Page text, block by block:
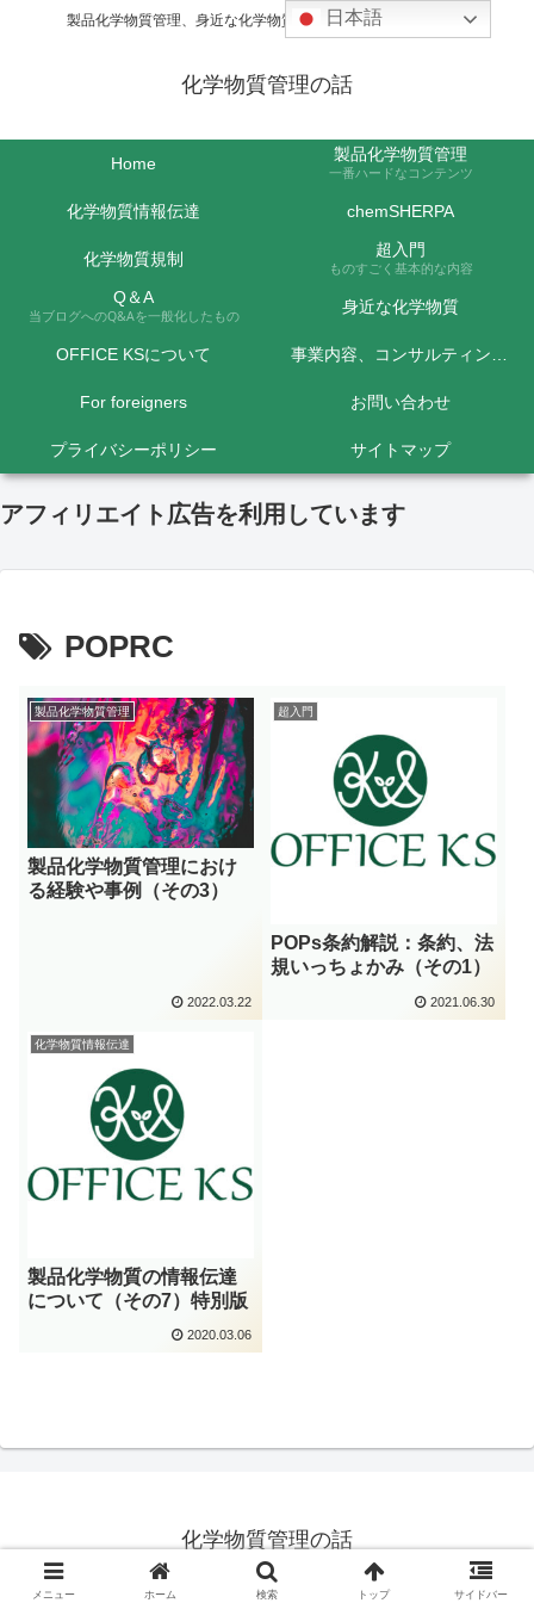
製品化学物質管理、身近な化学物質などの話題を取り上げます
化学物質管理の話
Home 製品化学物質管理
一番ハードなコンテンツ
化学物質情報伝達 chemSHERPA
化学物質規制 超入門
ものすごく基本的な内容
Q＆A
当ブログへのQ&Aを一般化したもの 身近な化学物質
OFFICE KSについて 事業内容、コンサルティング料金など
For foreigners お問い合わせ
プライバシーポリシー サイトマップ
アフィリエイト広告を利用しています
POPRC
製品化学物質管理
製品化学物質管理におけ
る経験や事例（その3）
2022.03.22
超入門
POPs条約解説：条約、法
規いっちょかみ（その1）
2021.06.30
化学物質情報伝達
製品化学物質の情報伝達
について（その7）特別版
2020.03.06
化学物質管理の話
© 2018 化学物質管理の話.
メニュー ホーム 検索 トップ サイドバー
日本語